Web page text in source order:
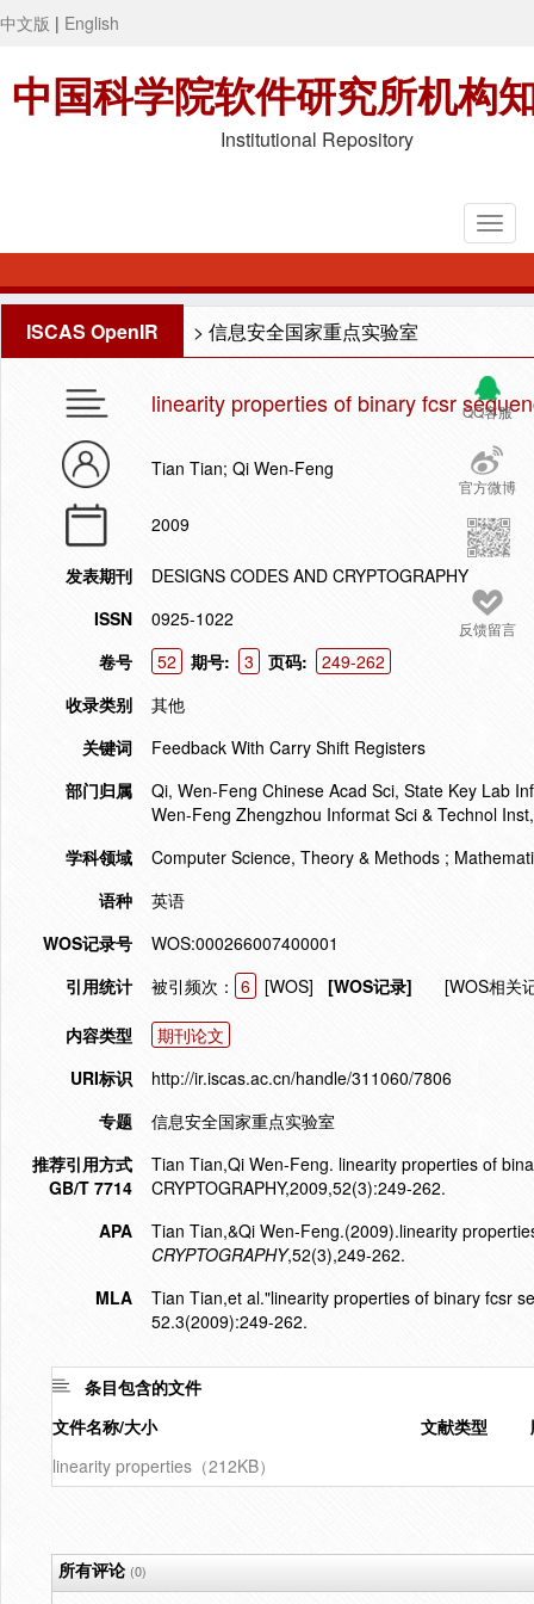
中文版 | English
中国科学院软件研究所机构
Institutional Repository
ISCAS OpenIR > 信息安全国家重点实验室
QQ客服
官方微博
反馈留言
linearity properties of binary fcsr
Tian Tian; Qi Wen-Feng
2009
发表期刊
DESIGNS CODES AND CRYPTOGRAPHY
ISSN
0925-1022
卷号
52 期号: 3 页码:
249-262
收录类别
其他
关键词
Feedback With Carry Shift Registers
部门归属
Qi, Wen-Feng Chinese Acad Sci, State Key Lab
Wen-Feng Zhengzhou Informat Sci & Technol
学科领域
Computer Science, Theory & Methods ;
语种
英语
WOS记录号
WOS:000266007400001
引用统计
被引频次： 6 [WOS] [WOS记录] [WOS相关
内容类型
期刊论文
URI标识
http://ir.iscas.ac.cn/handle/311060/7806
专题
信息安全国家重点实验室
推荐引用方式
GB/T 7714
Tian Tian,Qi Wen-Feng. linearity properties of
CRYPTOGRAPHY,2009,52(3):249-262.
APA
Tian Tian,&Qi Wen-Feng.(2009).linearity
CRYPTOGRAPHY,52(3),249-262.
MLA
Tian Tian,et al."linearity properties of binary fcsr
52.3(2009):249-262.
条目包含的文件
文件名称/大小
文献类型
linearity properties（212KB）
所有评论(0)